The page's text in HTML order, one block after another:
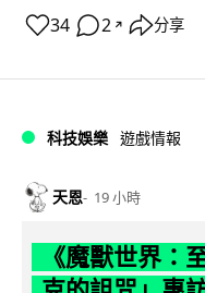
34 2 ↗ 分享
科技娛樂 遊戲情報
天恩 19 小時
《魔獸世界：